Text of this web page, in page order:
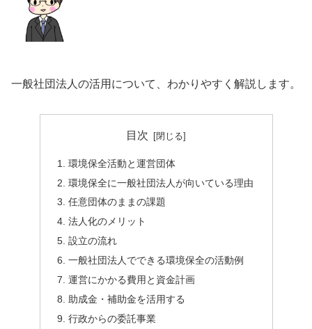
一般社団法人の活用について、わかりやすく解説します。
目次
環境保全活動と運営団体
環境保全に一般社団法人が向いている理由
任意団体のままの課題
法人化のメリット
設立の流れ
一般社団法人でできる環境保全の活動例
運営にかかる費用と資金計画
助成金・補助金を活用する
行政からの委託事業